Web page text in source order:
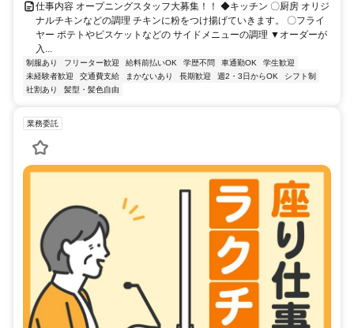
仕事内容 オープニングスタッフ大募集！！ ◆キッチン 〇厨房 オリジ
ナルチキンなどの調理 チキンに粉をつけ揚げていきます。 〇フライ
ヤー ポテトやビスケットなどの サイドメニューの調理 ▼オーダーが
入...
制服あり フリーター歓迎 給料前払いOK 学歴不問 車通勤OK
学生歓迎
未経験者歓迎
交通費支給 まかないあり 長期歓迎 週2・3日からOK
シフト制
社割あり
髪型・髪色自由
業務委託